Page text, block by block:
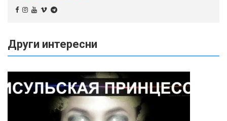
Други интересни